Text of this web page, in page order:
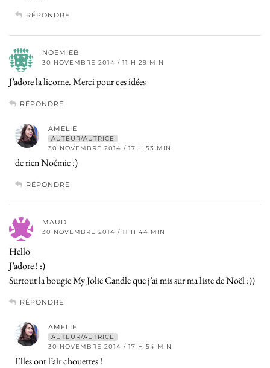
RÉPONDRE
NOEMIEB
30 NOVEMBRE 2014 / 11 H 29 MIN
J’adore la licorne. Merci pour ces idées
RÉPONDRE
AMELIE
AUTEUR/AUTRICE
30 NOVEMBRE 2014 / 17 H 53 MIN
de rien Noémie :)
RÉPONDRE
MAUD
30 NOVEMBRE 2014 / 11 H 44 MIN
Hello
J’adore ! :)
Surtout la bougie My Jolie Candle que j’ai mis sur ma liste de Noël :))
RÉPONDRE
AMELIE
AUTEUR/AUTRICE
30 NOVEMBRE 2014 / 17 H 54 MIN
Elles ont l’air chouettes !